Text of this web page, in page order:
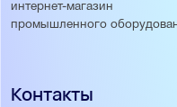
интернет-магазин
промышленного
Контакты